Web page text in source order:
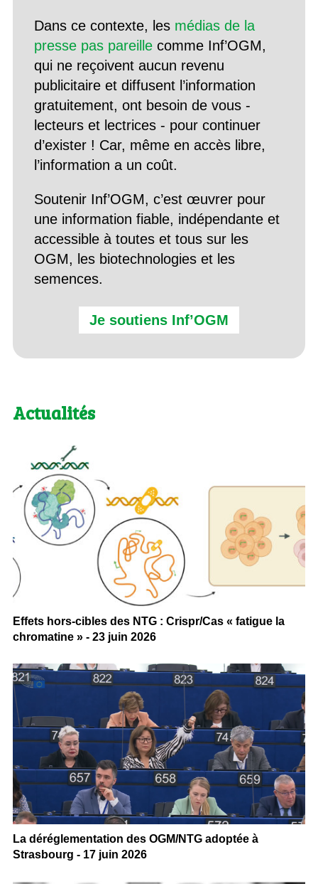
Dans ce contexte, les médias de la
presse pas pareillecomme Inf’OGM,
qui ne reçoivent aucun revenu
publicitaire et diffusent l’information
gratuitement, ont besoin de vous -
lecteurs et lectrices - pour continuer
d’exister ! Car, même en accès libre,
l’information a un coût.
Soutenir Inf’OGM, c’est œuvrer pour
une information fiable, indépendante et
accessible à toutes et tous sur les
OGM, les biotechnologies et les
semences.
Je soutiens Inf’OGM
Actualités
Effets hors-cibles des NTG : Crispr/Cas « fatigue la
chromatine » - 23 juin 2026
La déréglementation des OGM/NTG adoptée à
Strasbourg - 17 juin 2026